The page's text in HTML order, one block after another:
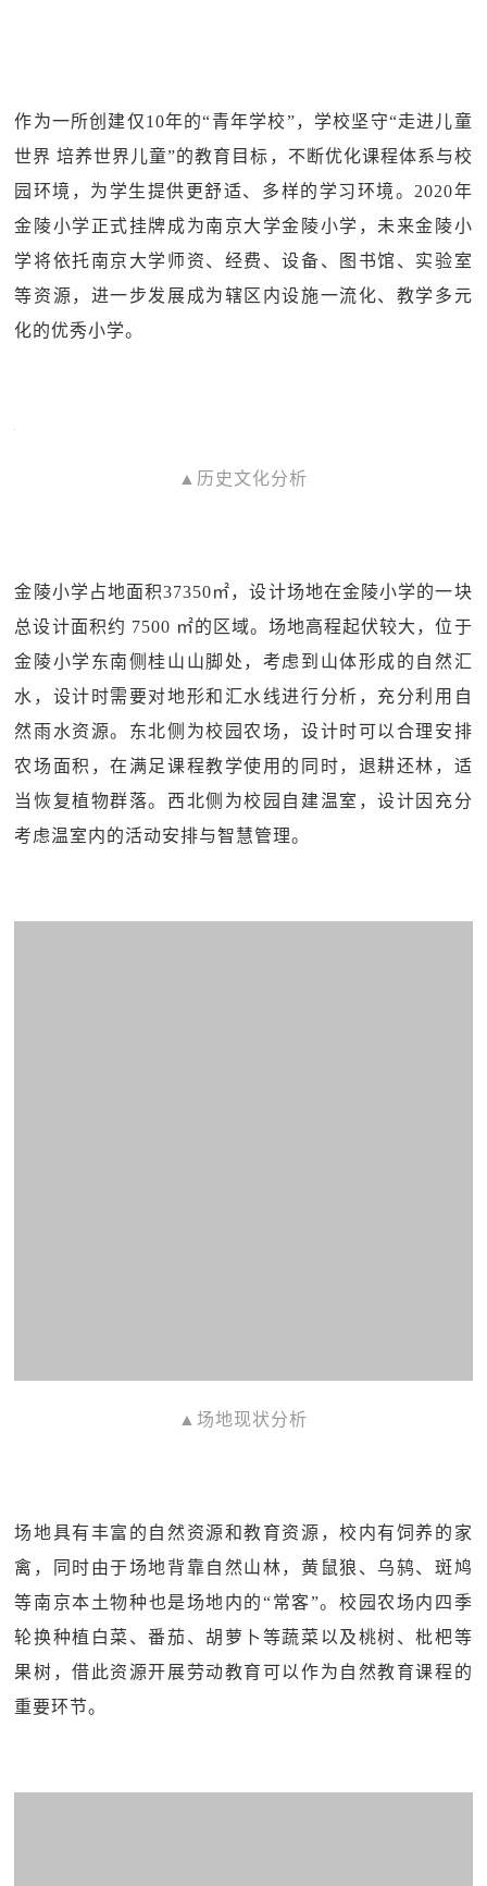
作为一所创建仅10年的“青年学校”，学校坚守“走进儿童
世界 培养世界儿童”的教育目标，不断优化课程体系与校
园环境，为学生提供更舒适、多样的学习环境。2020年
金陵小学正式挂牌成为南京大学金陵小学，未来金陵小
学将依托南京大学师资、经费、设备、图书馆、实验室
等资源，进一步发展成为辖区内设施一流化、教学多元
化的优秀小学。
▲历史文化分析
金陵小学占地面积37350㎡，设计场地在金陵小学的一块
总设计面积约 7500 ㎡的区域。场地高程起伏较大，位于
金陵小学东南侧桂山山脚处，考虑到山体形成的自然汇
水，设计时需要对地形和汇水线进行分析，充分利用自
然雨水资源。东北侧为校园农场，设计时可以合理安排
农场面积，在满足课程教学使用的同时，退耕还林，适
当恢复植物群落。西北侧为校园自建温室，设计因充分
考虑温室内的活动安排与智慧管理。
▲场地现状分析
场地具有丰富的自然资源和教育资源，校内有饲养的家
禽，同时由于场地背靠自然山林，黄鼠狼、乌鸫、斑鸠
等南京本土物种也是场地内的“常客”。校园农场内四季
轮换种植白菜、番茄、胡萝卜等蔬菜以及桃树、枇杷等
果树，借此资源开展劳动教育可以作为自然教育课程的
重要环节。